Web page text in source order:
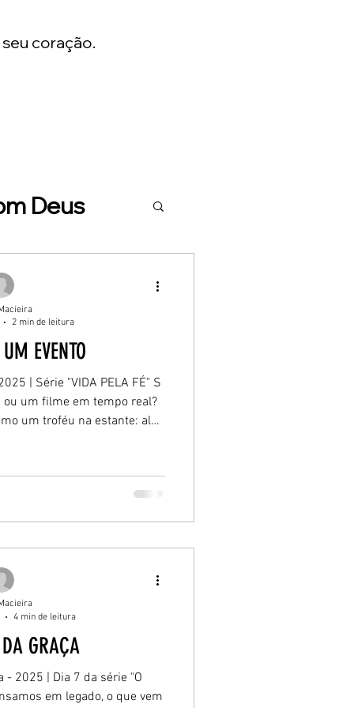
coração.
Deus
a Três
da Fé
EVENTO
| Série "VIDA PELA FÉ" S
um filme em tempo real?
um troféu na estante: algo
Mas a fé bíblica não é um
no presente. Ao
2 min de leitura
GRAÇA
- 2025 | Dia 7 da série "O
em legado, o que vem
4 min de leitura